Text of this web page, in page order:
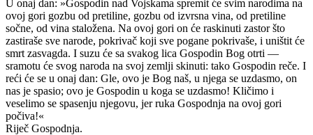
U onaj dan: »Gospodin nad Vojskama spremit će svim narodima na
ovoj gori gozbu od pretiline, gozbu od izvrsna vina, od pretiline
sočne, od vina staložena. Na ovoj gori on će raskinuti zastor što
zastiraše sve narode, pokrivač koji sve pogane pokrivaše, i uništit će
smrt zasvagda. I suzu će sa svakog lica Gospodin Bog otrti —
sramotu će svog naroda na svoj zemlji skinuti: tako Gospodin reče. I
reći će se u onaj dan: Gle, ovo je Bog naš, u njega se uzdasmo, on
nas je spasio; ovo je Gospodin u koga se uzdasmo! Kličimo i
veselimo se spasenju njegovu, jer ruka Gospodnja na ovoj gori
počiva!«
Riječ Gospodnja.